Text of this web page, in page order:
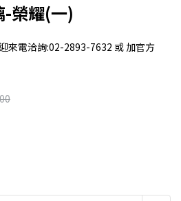
榮耀(一)
來電洽詢:02-2893-7632 或 加官方